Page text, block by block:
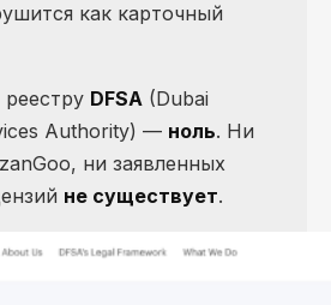
как карточный
DFSA (Dubai
Authority) — ноль. Ни
ни заявленных
не существует.